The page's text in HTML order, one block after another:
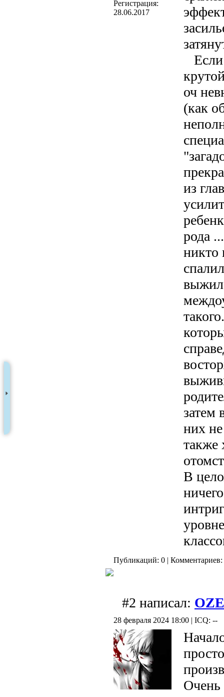
Регистрация:
28.06.2017
Если
оч
(как
из
рода
никто
затем
них
также
В
Публикаций: 0 | Комментариев:
#2 написал:
28 февраля 2024 18:00 | ICQ: --